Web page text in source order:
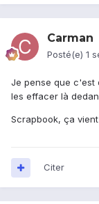
Carman
Posté(e) 1
Je pense que c'est
les effacer là
Scrapbook, ça
Citer